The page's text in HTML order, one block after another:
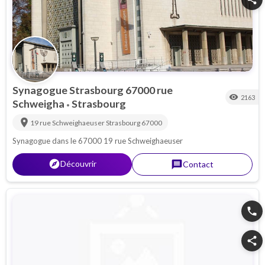
Synagogue Strasbourg 67000 rue
Schweigha • Strasbourg visibility 2163
location_on 19 rue SchweighaeuserStrasbourg 67000
Synagogue dans le 67000 19 rue Schweighaeuser
explorerDécouvrir messageContact
phone
share